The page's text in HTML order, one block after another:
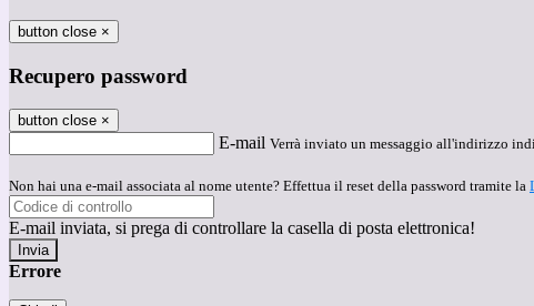
button close ×
Recupero password
button close ×
E-mail Verrà inviato un messaggio all'indirizzo
Non hai una e-mail associata al nome utente? Effettua il reset della password tramite la
E-mail inviata, si prega di controllare la casella di posta elettronica!
Errore